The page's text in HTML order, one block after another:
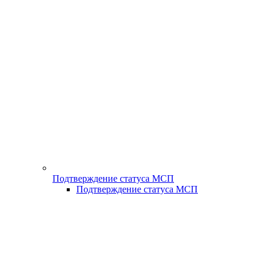
Подтверждение статуса МСП
Подтверждение статуса МСП